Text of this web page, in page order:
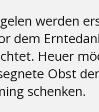
werden
dem
Heuer
Obst
schenken.